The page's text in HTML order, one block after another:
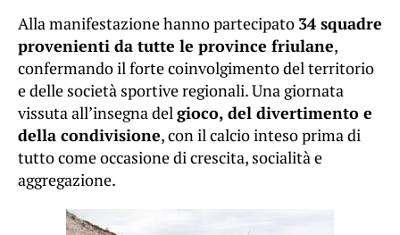
Alla manifestazione hanno partecipato 34 squadre
provenienti da tutte le province friulane,
confermando il forte coinvolgimento del territorio
e delle società sportive regionali. Una giornata
vissuta all’insegna del gioco, del divertimento e
della condivisione, con il calcio inteso prima di
tutto come occasione di crescita, socialità e
aggregazione.